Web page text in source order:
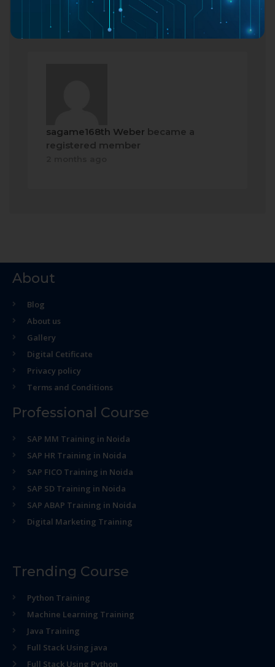
sagame168th Weber became a
registered member
About
Blog
About us
Gallery
Digital Cetificate
Privacy policy
Terms and Conditions
Professional Course
SAP MM Training in Noida
SAP HR Training in Noida
SAP FICO Training in Noida
SAP SD Training in Noida
SAP ABAP Training in Noida
Digital Marketing Training
Trending Course
Python Training
Machine Learning Training
Java Training
Full Stack Using java
Full Stack Using Python